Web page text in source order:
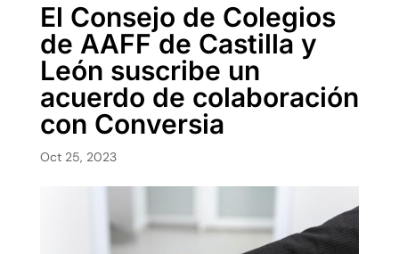
El Consejo de Colegios
de AAFF de Castilla y
León suscribe un
acuerdo de colaboración
con Conversia
Oct 25, 2023